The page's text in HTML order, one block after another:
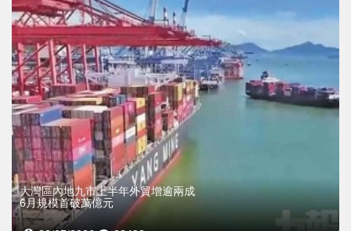
大灣區內地九市上半年外貿增逾兩成
6月規模首破萬億元